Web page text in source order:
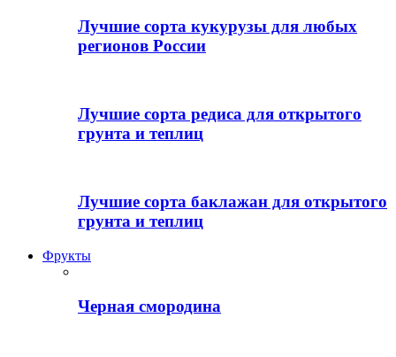
Лучшие сорта кукурузы для любых
регионов России
Лучшие сорта редиса для открытого
грунта и теплиц
Лучшие сорта баклажан для открытого
грунта и теплиц
Фрукты
Черная смородина